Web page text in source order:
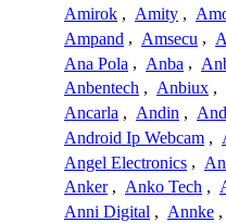
Amirok , Amity ,
Ampand , Amsecu ,
Ana Pola , Anba ,
Anbentech , Anbiux ,
Ancarla , Andin ,
Android Ip Webcam ,
Angel Electronics ,
Anker , Anko Tech ,
Anni Digital , Annke ,